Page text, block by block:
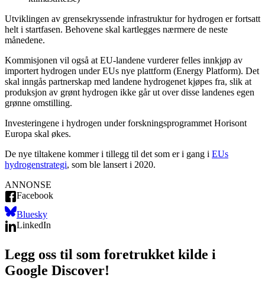
Utviklingen av grensekryssende infrastruktur for hydrogen er fortsatt
helt i startfasen. Behovene skal kartlegges nærmere de neste
månedene.
Kommisjonen vil også at EU-landene vurderer felles innkjøp av
importert hydrogen under EUs nye plattform (Energy Platform). Det
skal inngås partnerskap med landene hydrogenet kjøpes fra, slik at
produksjon av grønt hydrogen ikke går ut over disse landenes egen
grønne omstilling.
Investeringene i hydrogen under forskningsprogrammet Horisont
Europa skal økes.
De nye tiltakene kommer i tillegg til det som er i gang i EUs
hydrogenstrategi, som ble lansert i 2020.
ANNONSE
Facebook
Bluesky
LinkedIn
Legg oss til som foretrukket kilde i
Google Discover!